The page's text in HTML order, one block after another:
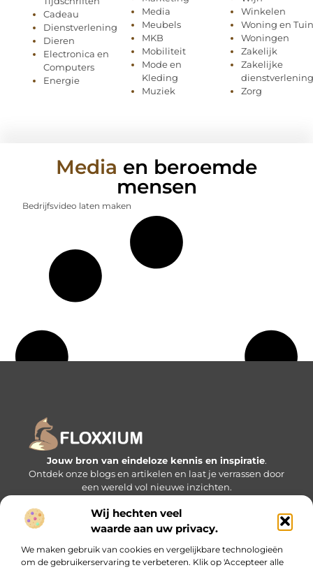
Wij hechten veel
waarde aan uw privacy.
We maken gebruik van cookies en vergelijkbare technologieën
om de gebruikerservaring te verbeteren. Klik op 'Accepteer alle
Cadeau
Dienstverlening
Dieren
Electronica en
Computers
Energie
Media
Meubels
MKB
Mobiliteit
Mode en
Kleding
Muziek
Winkelen
Woning en Tuin
Woningen
Zakelijk
Zakelijke
dienstverlening
Zorg
Media en beroemde
mensen
Bedrijfsvideo laten maken
Jouw bron van eindeloze kennis en inspiratie.
Ontdek onze blogs en artikelen en laat je verrassen door
een wereld vol nieuwe inzichten.
Bericht categorie